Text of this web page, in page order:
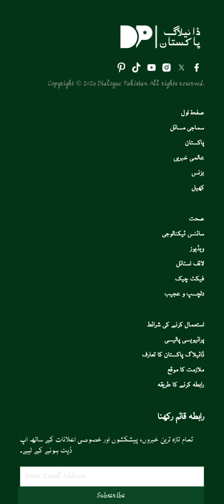
Copyright © 2026 Dialogue Pakistan. All rights reserved.
صفحۂ اول
سماجی مسائل
پاکستان
عالمی خبریں
بزنس
کھیل
صحت
سائنس ٹیکنالوجی
ویڈیوز
لائف اسٹائل
فیکٹ چیک
دلچسپ و عجیب
استعمال کرنے کی شرائط
پرائیویسی پالیسی
ڈائیلاگ پاکستان کا تعارف
ملازمت کا موقع
رابطہ کرنے کا طریقہ
رابطہ قائم رکھنا
تمام تازہ ترین خبروں، پیشکشوں اور خصوصی اعلانات کے ساتھ اپ
ڈیٹ ہونے کے لیے۔